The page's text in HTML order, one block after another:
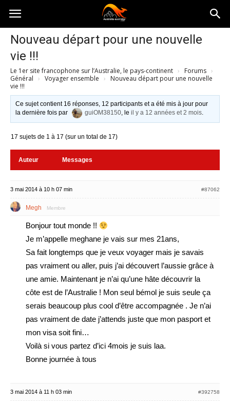
Australia-
australie.com
Nouveau départ pour une nouvelle
vie !!!
Le 1er site francophone sur l’Australie, le pays-continent › Forums ›
Général › Voyager ensemble ›
Nouveau départ pour une nouvelle
vie !!!
Ce sujet contient 16 réponses, 12 participants et a été mis à jour pour
la dernière fois par
guiOM38150, leil y a 12 années et 2 mois.
17 sujets de 1 à 17 (sur un total de 17)
Auteur Messages
3 mai 2014 à 10 h 07 min #87062
Megh Membre
Bonjour tout monde !!
Je m’appelle meghane je vais sur mes 21ans,
Sa fait longtemps que je veux voyager mais je savais
pas vraiment ou aller, puis j’ai découvert l’aussie grâce à
une amie. Maintenant je n’ai qu’une hâte découvrir la
côte est de l’Australie ! Mon seul bémol je suis seule ça
serais beaucoup plus cool d’être accompagnée . Je n’ai
pas vraiment de date j’attends juste que mon pasport et
mon visa soit fini…
Voilà si vous partez d’ici 4mois je suis laa.
Bonne journée à tous
3 mai 2014 à 11 h 03 min #392758